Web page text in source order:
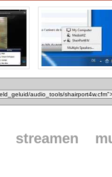
streamen